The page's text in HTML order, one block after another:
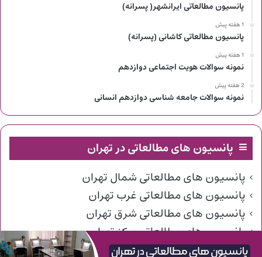
پانسیون مطالعاتی ایرانشهر( پسرانه)
1 هفته پیش
پانسیون مطالعاتی کاشانی (پسرانه)
1 هفته پیش
نمونه سوالات هویت اجتماعی دوازدهم
2 هفته پیش
نمونه سوالات جامعه شناسی دوازدهم انسانی
پانسیون های مطالعاتی در تهران
پانسیون های مطالعاتی شمال تهران
پانسیون های مطالعاتی غرب تهران
پانسیون های مطالعاتی شرق تهران
پانسیون های مطالعاتی مرکز تهران